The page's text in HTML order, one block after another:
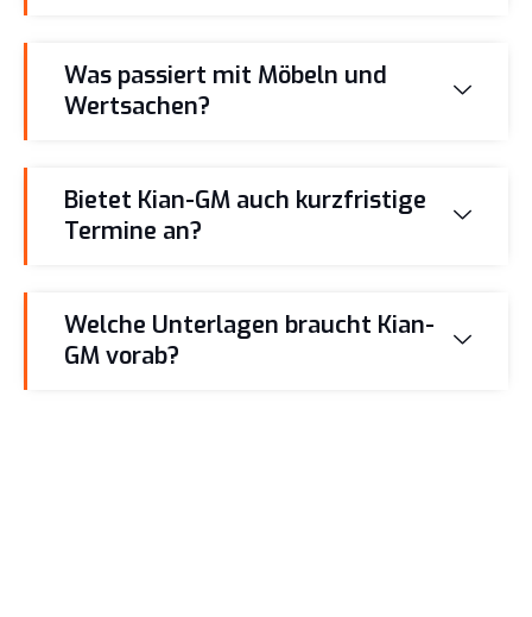
Was passiert mit Möbeln und
Wertsachen?
Bietet Kian-GM auch kurzfristige
Termine an?
Welche Unterlagen braucht Kian-
GM vorab?